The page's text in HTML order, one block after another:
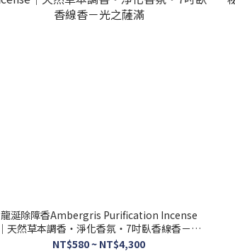
龍涎除障香Ambergris Purification Incense
｜天然草本調香・淨化香氛・7吋臥香線香－光
之薩滿
NT$580 ~ NT$4,300